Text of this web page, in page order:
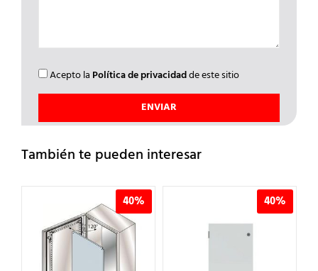
Acepto la Política de privacidadde este sitio
También te pueden interesar
40% 40%